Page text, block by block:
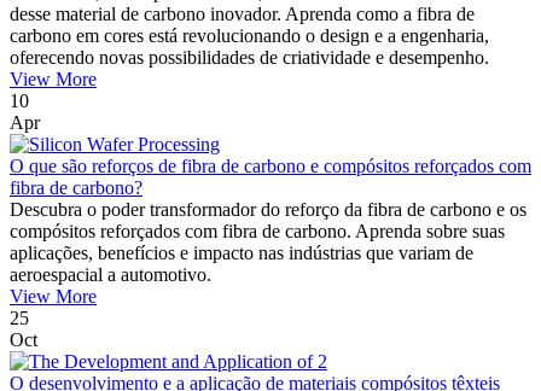
desse material de carbono inovador. Aprenda como a fibra de
carbono em cores está revolucionando o design e a engenharia,
oferecendo novas possibilidades de criatividade e desempenho.
View More
10
Apr
O que são reforços de fibra de carbono e compósitos reforçados com
fibra de carbono?
Descubra o poder transformador do reforço da fibra de carbono e os
compósitos reforçados com fibra de carbono. Aprenda sobre suas
aplicações, benefícios e impacto nas indústrias que variam de
aeroespacial a automotivo.
View More
25
Oct
O desenvolvimento e a aplicação de materiais compósitos têxteis